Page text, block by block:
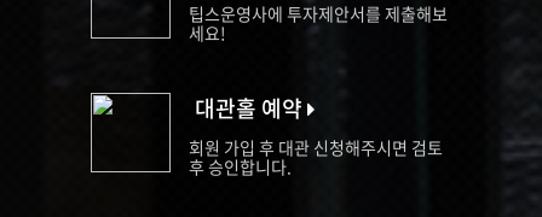
팁스운영사에 투자제안서를 제출해보
세요!
대관홀 예약
회원 가입 후 대관 신청해주시면 검토
후 승인합니다.